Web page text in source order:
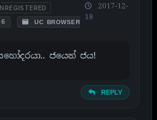
6
UC BROWSER
2017-12-
18
ජයෙන් ජය!
REPLY